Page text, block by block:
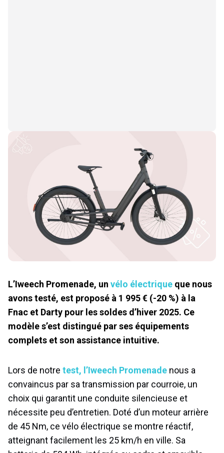
L’Iweech Promenade, un vélo électrique que nous
avons testé, est proposé à 1 995 € (-20 %) à la
Fnac et Darty pour les soldes d’hiver 2025. Ce
modèle s’est distingué par ses équipements
complets et son assistance intuitive.
Lors de notre test, l’Iweech Promenade nous a
convaincus par sa transmission par courroie, un
choix qui garantit une conduite silencieuse et
nécessite peu d’entretien. Doté d’un moteur arrière
de 45 Nm, ce vélo électrique se montre réactif,
atteignant facilement les 25 km/h en ville. Sa